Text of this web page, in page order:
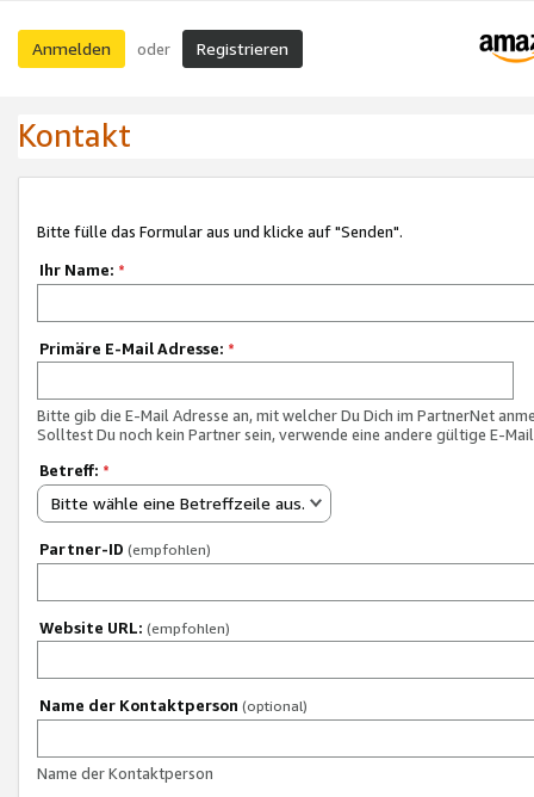
Anmelden oder Registrieren
Kontakt
Bitte fülle das Formular aus und klicke auf "Senden".
Ihr Name: *
Primäre E-Mail Adresse: *
Bitte gib die E-Mail Adresse an, mit welcher Du Dich im PartnerNet
Solltest Du noch kein Partner sein, verwende eine andere gültige E-
Betreff: *
Bitte wähle eine Betreffzeile aus.
Partner-ID (empfohlen)
Website URL: (empfohlen)
Name der Kontaktperson (optional)
Name der Kontaktperson